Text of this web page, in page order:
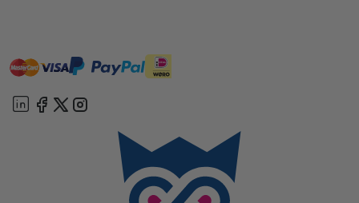
mastervisa paypal ideal